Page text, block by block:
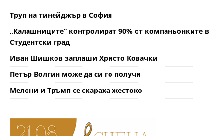
Труп на тинейджър в София
„Калашниците“ контролират 90% от компаньонките в
Студентски град
Иван Шишков заплаши Христо Ковачки
Петър Волгин може да си го получи
Мелони и Тръмп се скараха жестоко